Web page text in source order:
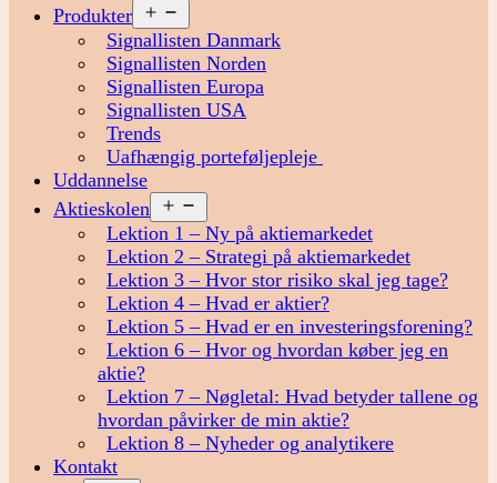
Produkter
menu
Signallisten Danmark
Signallisten Norden
Signallisten Europa
Signallisten USA
Trends
Uafhængig porteføljepleje
Uddannelse
Aktieskolen
menu
Lektion 1 – Ny på aktiemarkedet
Lektion 2 – Strategi på aktiemarkedet
Lektion 3 – Hvor stor risiko skal jeg tage?
Lektion 4 – Hvad er aktier?
Lektion 5 – Hvad er en investeringsforening?
Lektion 6 – Hvor og hvordan køber jeg en
aktie?
Lektion 7 – Nøgletal: Hvad betyder tallene og
hvordan påvirker de min aktie?
Lektion 8 – Nyheder og analytikere
Kontakt